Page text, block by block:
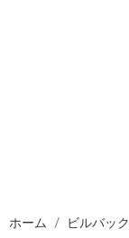
ホーム ビルバック